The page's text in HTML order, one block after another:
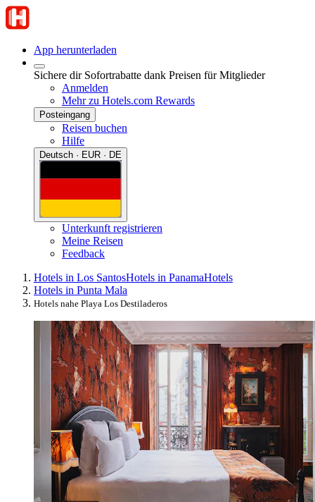
App herunterladen
Sichere dir Sofortrabatte dank Preisen für Mitglieder
Anmelden
Mehr zu Hotels.com Rewards
Posteingang
Reisen buchen
Hilfe
Deutsch · EUR · DE
Unterkunft registrieren
Meine Reisen
Feedback
Hotels in Los SantosHotels in PanamaHotels
Hotels in Punta Mala
Hotels nahe Playa Los Destiladeros